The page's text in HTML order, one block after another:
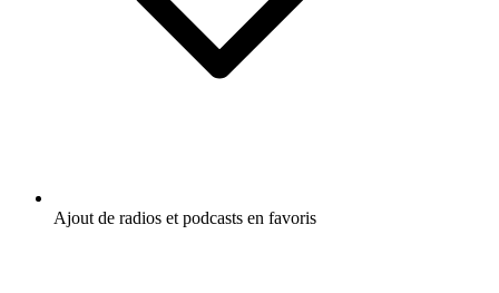
Ajout de radios et podcasts en favoris